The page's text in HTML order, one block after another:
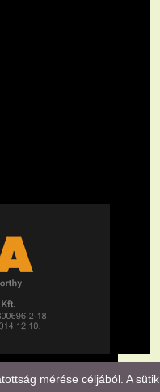
mérése céljából. A sütik